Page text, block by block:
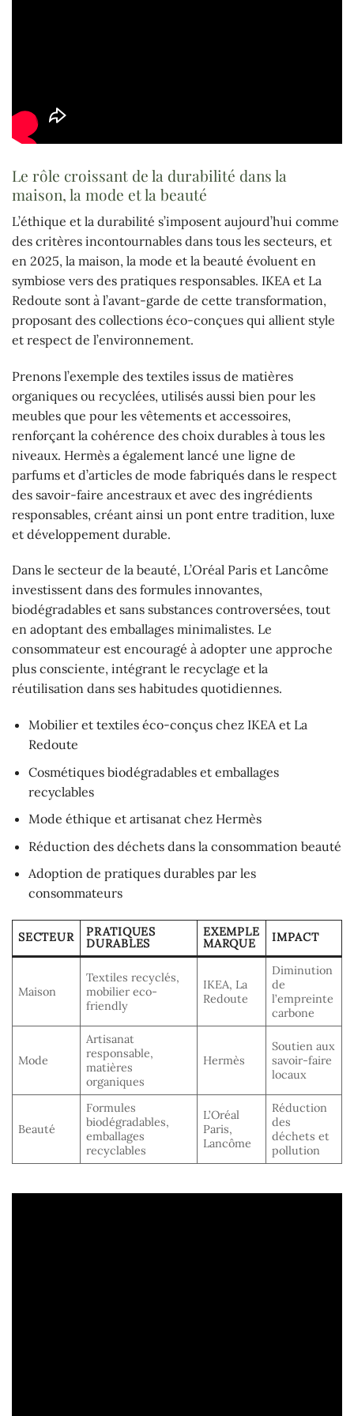
Le rôle croissant de la durabilité dans la
maison, la mode et la beauté
L’éthique et la durabilité s’imposent aujourd’hui comme
des critères incontournables dans tous les secteurs, et
en 2025, la maison, la mode et la beauté évoluent en
symbiose vers des pratiques responsables. IKEA et La
Redoute sont à l’avant-garde de cette transformation,
proposant des collections éco-conçues qui allient style
et respect de l’environnement.
Prenons l’exemple des textiles issus de matières
organiques ou recyclées, utilisés aussi bien pour les
meubles que pour les vêtements et accessoires,
renforçant la cohérence des choix durables à tous les
niveaux. Hermès a également lancé une ligne de
parfums et d’articles de mode fabriqués dans le respect
des savoir-faire ancestraux et avec des ingrédients
responsables, créant ainsi un pont entre tradition, luxe
et développement durable.
Dans le secteur de la beauté, L’Oréal Paris et Lancôme
investissent dans des formules innovantes,
biodégradables et sans substances controversées, tout
en adoptant des emballages minimalistes. Le
consommateur est encouragé à adopter une approche
plus consciente, intégrant le recyclage et la
réutilisation dans ses habitudes quotidiennes.
Mobilier et textiles éco-conçus chez IKEA et La
Redoute
Cosmétiques biodégradables et emballages
recyclables
Mode éthique et artisanat chez Hermès
Réduction des déchets dans la consommation beauté
Adoption de pratiques durables par les
consommateurs
SECTEUR
PRATIQUES
DURABLES
EXEMPLE
MARQUE
IMPACT
Maison
Textiles recyclés,
mobilier eco-
friendly
IKEA, La
Redoute
Diminution
de
l’empreinte
carbone
Mode
Artisanat
responsable,
matières
organiques
Hermès
Soutien aux
savoir-faire
locaux
Beauté
Formules
biodégradables,
emballages
recyclables
L’Oréal
Paris,
Lancôme
Réduction
des
déchets et
pollution